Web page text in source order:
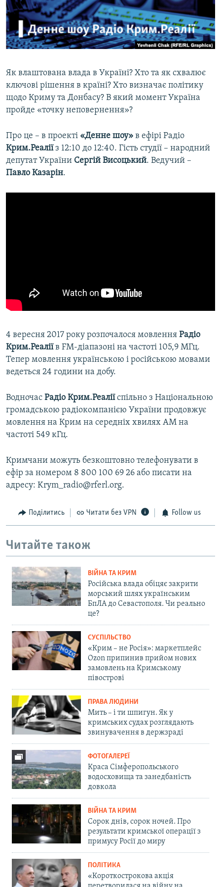
ВІДЕОУРОКИ «ELIFBE»
СВІДЧЕННЯ ОКУПАЦІЇ
УКРАЇНСЬКА ПРОБЛЕМА КРИМУ
Русский
Qırımtatar
Усі сайти RFE/RL
Як влаштована влада в Україні? Хто та як схвалює
ключові рішення в країні? Хто визначає політику
щодо Криму та Донбасу? В який момент Україна
пройде «точку неповернення»?
Про це – в проекті «Денне шоу» в ефірі Радіо
Крим.Реаліїз 12:10 до 12:40. Гість студії – народний
депутат України Сергій Висоцький. Ведучий –
Павло Казарін.
4 вересня 2017 року розпочалося мовлення Радіо
Крим.Реаліїв FM-діапазоні на частоті 105,9 МГц.
Тепер мовлення українською і російською мовами
ведеться 24 години на добу.
Водночас Радіо Крим.Реаліїспільно з Національною
громадською радіокомпанією України продовжує
мовлення на Крим на середніх хвилях АМ на
частоті 549 кГц.
Кримчани можуть безкоштовно телефонувати в
ефір за номером 8 800 100 69 26 або писати на
адресу: Krym_radio@rferl.org.
Поділитись Читати без VPN Follow us
Читайте також
ВІЙНА ТА КРИМ
Російська влада обіцяє закрити
морський шлях українським
БпЛА до Севастополя. Чи реально
це?
СУСПІЛЬСТВО
«Крим – не Росія»: маркетплейс
Ozon припинив прийом нових
замовлень на Кримському
півострові
ПРАВА ЛЮДИНИ
Мить – і ти шпигун. Як у
кримських судах розглядають
звинувачення в держзраді
ФОТОГАЛЕРЕЇ
Краса Сімферопольського
водосховища та занедбаність
довкола
ВІЙНА ТА КРИМ
Сорок днів, сорок ночей. Про
результати кримської операції з
примусу Росії до миру
ПОЛІТИКА
«Короткострокова акція